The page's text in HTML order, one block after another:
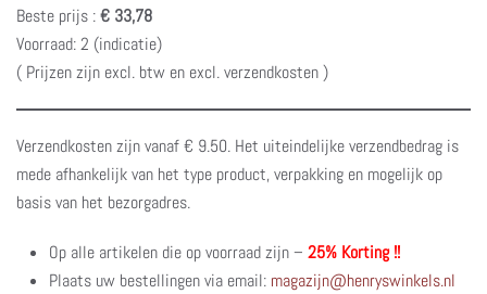
Beste prijs :€ 33,78
Voorraad: 2 (indicatie)
( Prijzen zijn excl. btw en excl. verzendkosten )
Verzendkosten zijn vanaf € 9.50. Het uiteindelijke verzendbedrag is
mede afhankelijk van het type product, verpakking en mogelijk op
basis van het bezorgadres.
Op alle artikelen die op voorraad zijn – 25% Korting !!
Plaats uw bestellingen via email: magazijn@henryswinkels.nl